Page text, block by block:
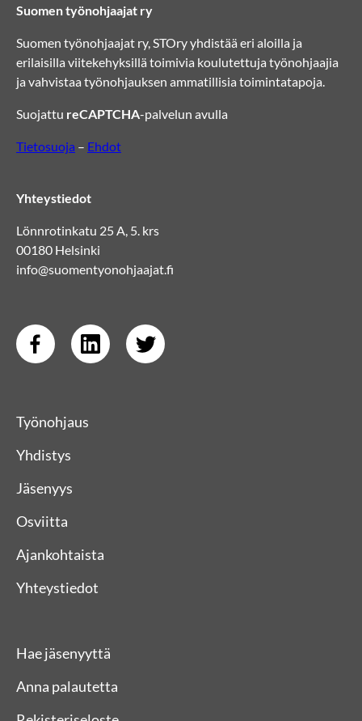
Suomen työnohjaajat ry
Suomen työnohjaajat ry, STOry yhdistää eri aloilla ja
erilaisilla viitekehyksillä toimivia koulutettuja työnohjaajia
ja vahvistaa työnohjauksen ammatillisia toimintatapoja.
Suojattu reCAPTCHA-palvelun avulla
Tietosuoja – Ehdot
Yhteystiedot
Lönnrotinkatu 25 A, 5. krs
00180 Helsinki
info@suomentyonohjaajat.fi
Työnohjaus
Yhdistys
Jäsenyys
Osviitta
Ajankohtaista
Yhteystiedot
Hae jäsenyyttä
Anna palautetta